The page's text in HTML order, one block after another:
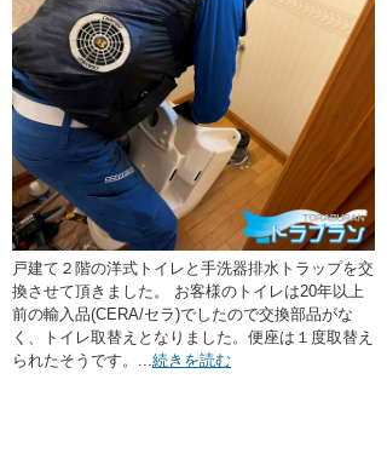
戸建て２階の洋式トイレと手洗器排水トラップを交
換させて頂きました。 お客様のトイレは20年以上
前の輸入品(CERA/セラ)でしたので交換部品がな
く、トイレ取替えとなりました。便座は１度取替え
られたそうです。... 続きを読む